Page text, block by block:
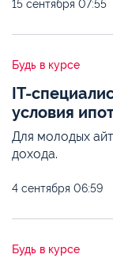
15 сентября 07:55
Будь в курсе
IT-
условия
Для молодых
дохода.
4 сентября 06:59
Будь в курсе